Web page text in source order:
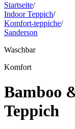
Startseite/
Indoor Teppich/
Komfort-teppiche/
Sanderson
Waschbar
Komfort
Bamboo
Teppich